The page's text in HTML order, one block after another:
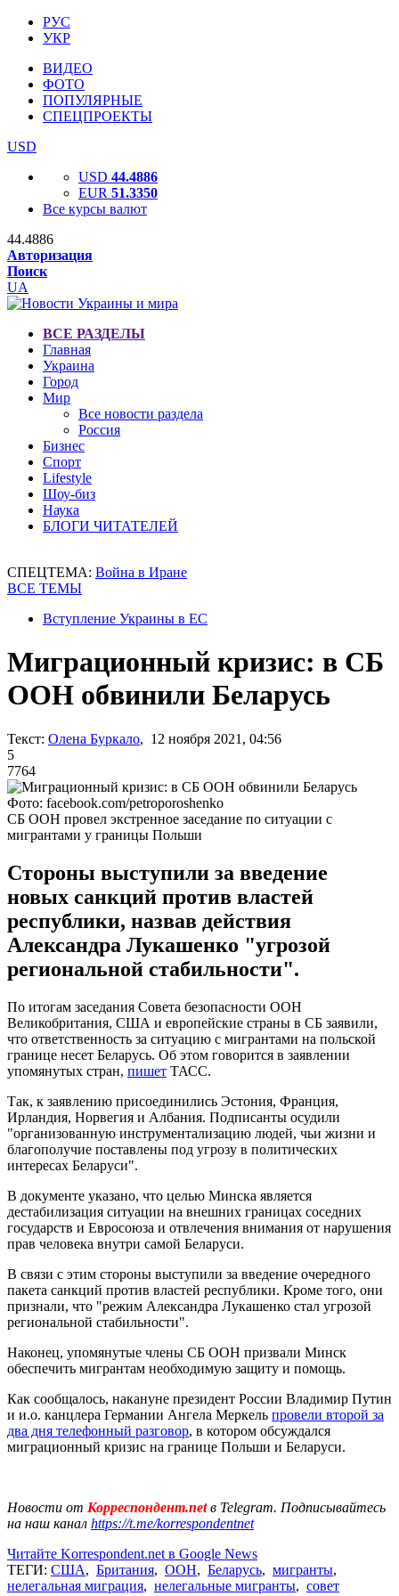
РУС
УКР
ВИДЕО
ФОТО
ПОПУЛЯРНЫЕ
СПЕЦПРОЕКТЫ
USD
USD 44.4886
EUR 51.3350
Все курсы валют
44.4886
Авторизация
Поиск
UA
ВСЕ РАЗДЕЛЫ
Главная
Украина
Город
Мир
Все новости раздела
Россия
Бизнес
Спорт
Lifestyle
Шоу-биз
Наука
БЛОГИ ЧИТАТЕЛЕЙ
СПЕЦТЕМА: Война в Иране
ВСЕ ТЕМЫ
Вступление Украины в ЕС
Миграционный кризис: в СБ
ООН обвинили Беларусь
Текст: Олена Буркало, 12 ноября 2021, 04:56
5
7764
Фото: facebook.com/petroporoshenko
СБ ООН провел экстренное заседание по ситуации с
мигрантами у границы Польши
Стороны выступили за введение
новых санкций против властей
республики, назвав действия
Александра Лукашенко "угрозой
региональной стабильности".
По итогам заседания Совета безопасности ООН
Великобритания, США и европейские страны в СБ заявили,
что ответственность за ситуацию с мигрантами на польской
границе несет Беларусь. Об этом говорится в заявлении
упомянутых стран, пишет ТАСС.
Так, к заявлению присоединились Эстония, Франция,
Ирландия, Норвегия и Албания. Подписанты осудили
"организованную инструментализацию людей, чьи жизни и
благополучие поставлены под угрозу в политических
интересах Беларуси".
В документе указано, что целью Минска является
дестабилизация ситуации на внешних границах соседних
государств и Евросоюза и отвлечения внимания от нарушения
прав человека внутри самой Беларуси.
В связи с этим стороны выступили за введение очередного
пакета санкций против властей республики. Кроме того, они
признали, что "режим Александра Лукашенко стал угрозой
региональной стабильности".
Наконец, упомянутые члены СБ ООН призвали Минск
обеспечить мигрантам необходимую защиту и помощь.
Как сообщалось, накануне президент России Владимир Путин
и и.о. канцлера Германии Ангела Меркель провели второй за
два дня телефонный разговор, в котором обсуждался
миграционный кризис на границе Польши и Беларуси.
Новости от Корреспондент.netв Telegram. Подписывайтесь
на наш канал https://t.me/korrespondentnet
Читайте Korrespondent.net в Google News
ТЕГИ: США, Британия, ООН, Беларусь, мигранты,
нелегальная миграция, нелегальные мигранты, совет